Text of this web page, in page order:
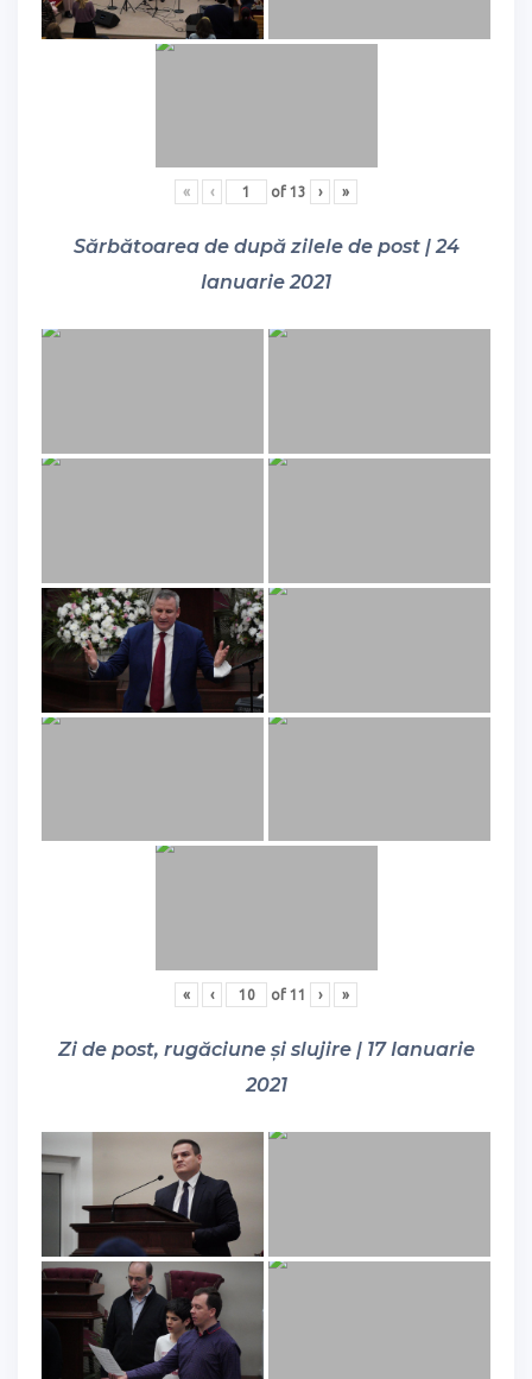
« ‹ of 13 › »
Sărbătoarea de după zilele de post | 24
Ianuarie 2021
« ‹ of 11 › »
Zi de post, rugăciune și slujire | 17 Ianuarie
2021